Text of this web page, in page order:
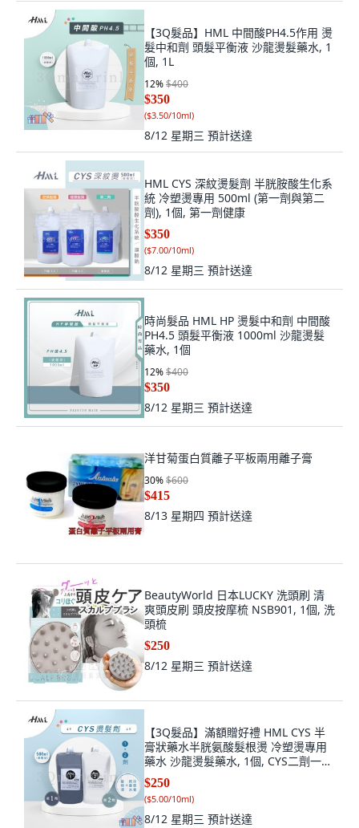
【3Q髮品】HML 中間酸PH4.5作用 燙
髮中和劑 頭髮平衡液 沙龍燙髮藥水, 1
個, 1L
12%$400
$350
($3.50/10ml)
8/12 星期三 預計送達
HML CYS 深紋燙髮劑 半胱胺酸生化系
統 冷塑燙專用 500ml (第一劑與第二
劑), 1個, 第一劑健康
$350
($7.00/10ml)
8/12 星期三 預計送達
時尚髮品 HML HP 燙髮中和劑 中間酸
PH4.5 頭髮平衡液 1000ml 沙龍燙髮
藥水, 1個
12%$400
$350
8/12 星期三 預計送達
洋甘菊蛋白質離子平板兩用離子膏
30%$600
$415
8/13 星期四 預計送達
BeautyWorld 日本LUCKY 洗頭刷 清
爽頭皮刷 頭皮按摩梳 NSB901, 1個, 洗
頭梳
$250
8/12 星期三 預計送達
【3Q髮品】滿額贈好禮 HML CYS 半
膏狀藥水半胱氨酸髮根燙 冷塑燙專用
藥水 沙龍燙髮藥水, 1個, CYS二劑一
包, 500ml
$250
($5.00/10ml)
8/12 星期三 預計送達